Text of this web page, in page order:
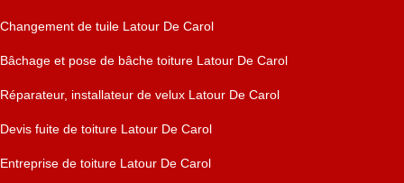
Changement de tuile Latour De Carol
Bâchage et pose de bâche toiture Latour De Carol
Réparateur, installateur de velux Latour De Carol
Devis fuite de toiture Latour De Carol
Entreprise de toiture Latour De Carol